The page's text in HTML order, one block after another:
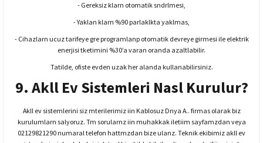
- Gereksiz klarn otomatik sndrlmesi,
- Yaklan klarn %90 parlaklkta yaklmas,
- Cihazlarn ucuz tarifeye gre programlanp otomatik devreye girmesi ile elektrik
enerjisi tketimini %30’a varan oranda azaltlabilir.
Tatilde, ofiste evden uzak her alanda kullanabilirsiniz.
9. Akll Ev Sistemleri Nasl Kurulur?
Akll ev sistemlerini siz mterilerimiz iin Kablosuz Dnya A.. firmas olarak biz
kurulumlarn salyoruz. Tm sorularnz iin muhakkak iletiim sayfamzdan veya
02129821290 numaral telefon hattmzdan bize ulanz. Teknik ekibimiz akll ev